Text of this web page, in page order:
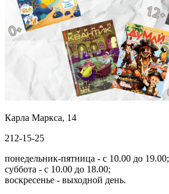
Карла Маркса, 14
212-15-25
понедельник-пятница - с 10.00 до 19.00;
суббота - с 10.00 до 18.00;
воскресенье - выходной день.